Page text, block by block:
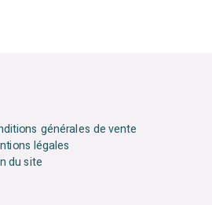
générales de vente
légales
du site